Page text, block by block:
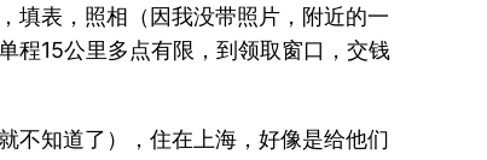
填表，照相（因我没带照片，附近的一
程15公里多点有限，到领取窗口，交钱
不知道了），住在上海，好像是给他们